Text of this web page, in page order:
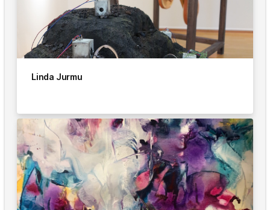
Linda Jurmu